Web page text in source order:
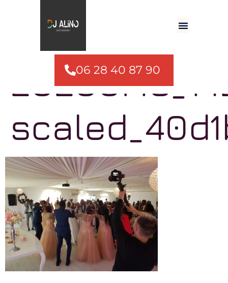
06 28 40 87 90 ​